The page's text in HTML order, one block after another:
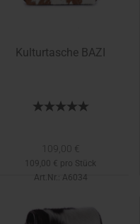
Kulturtasche BAZI
109,00 €
109,00 € pro Stück
Art.Nr.: A6034